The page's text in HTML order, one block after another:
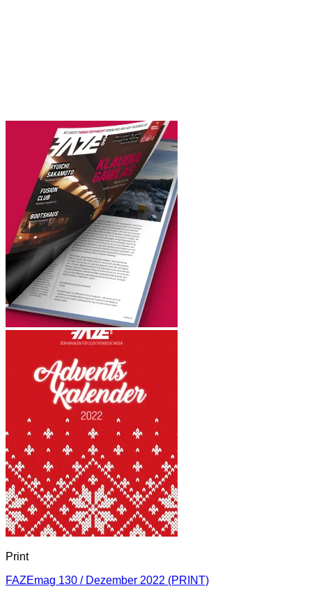
Print
FAZEmag 130 / Dezember 2022 (PRINT)